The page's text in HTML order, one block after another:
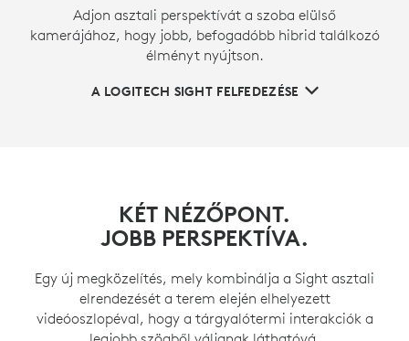
Adjon asztali perspektívát a szoba elülső
kamerájához, hogy jobb, befogadóbb hibrid találkozó
élményt nyújtson.
A LOGITECH SIGHT FELFEDEZÉSE
KÉT NÉZŐPONT.
JOBB PERSPEKTÍVA.
Egy új megközelítés, mely kombinálja a Sight asztali
elrendezését a terem elején elhelyezett
videóoszlopéval, hogy a tárgyalótermi interakciók a